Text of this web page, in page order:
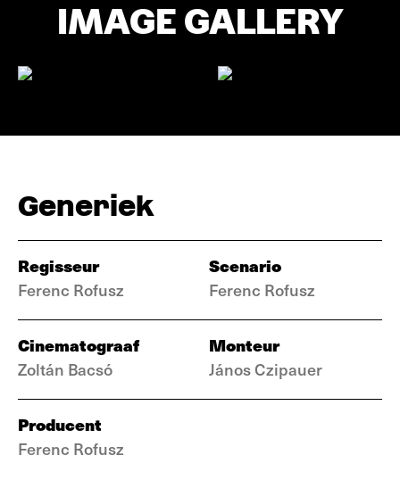
IMAGE GALLERY
Generiek
Regisseur
Ferenc Rofusz
Scenario
Ferenc Rofusz
Cinematograaf
Zoltán Bacsó
Monteur
János Czipauer
Producent
Ferenc Rofusz